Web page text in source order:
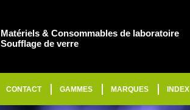
Matériels & Consommables de laboratoire
Soufflage de verre
CONTACT GAMMES MARQUES INDEX